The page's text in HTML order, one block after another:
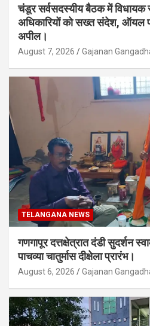
चंडूर सर्वसदस्यीय बैठक में विधायक
अधिकारियों को सख्त संदेश, ऑयल
अपील।
August 7, 2026 Gajanan
TELANGANA NEWS
गणगापूर दत्तक्षेत्रात दंडी सुदर्शन
पाचव्या चातुर्मास दीक्षेला प्रारंभ।
August 6, 2026 Gajanan